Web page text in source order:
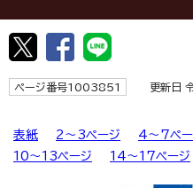
ページ番号1003851 更新日
表紙 2～3ページ 4～7ペー
10～13ページ
14～17ページ